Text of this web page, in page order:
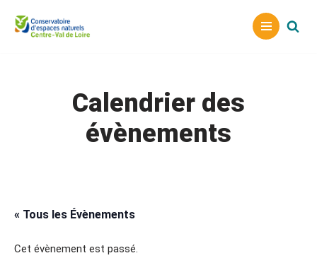
Aller
Calendrier des
évènements
« Tous les Évènements
Cet évènement est passé.